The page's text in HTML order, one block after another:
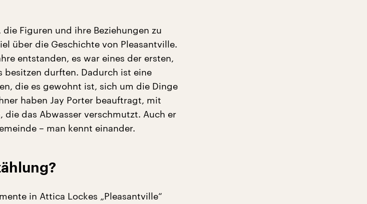
Figuren und ihre Beziehungen zu
über die Geschichte von Pleasantville.
entstanden, es war eines der ersten,
besitzen durften. Dadurch ist eine
die es gewohnt ist, sich um die Dinge
haben Jay Porter beauftragt, mit
die das Abwasser verschmutzt. Auch er
– man kennt einander.
in Attica Lockes „Pleasantville“